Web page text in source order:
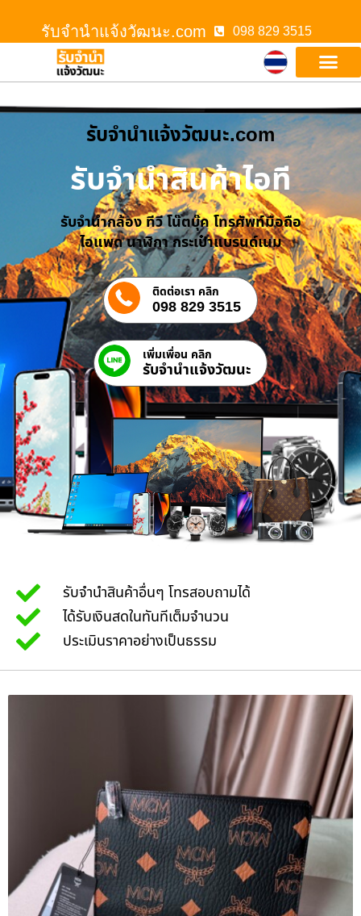
รับจํานําแจ้งวัฒนะ.com 098 829 3515
รับจํานําแจ้งวัฒนะ.com
รับจำนำสินค้าไอที
รับจำนำกล้อง ทีวี โน๊ตบุ๊ค โทรศัพท์มือถือ
ไอแพด นาฬิกา กระเป๋าแบรนด์เนม
ติดต่อเรา คลิก
098 829 3515
เพิ่มเพื่อน คลิก
รับจํานําแจ้งวัฒนะ
รับจำนำสินค้าอื่นๆ โทรสอบถามได้
ได้รับเงินสดในทันทีเต็มจำนวน
ประเมินราคาอย่างเป็นธรรม